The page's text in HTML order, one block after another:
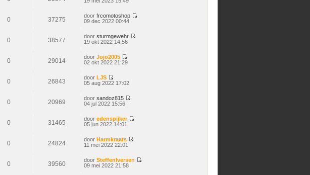
0 37275
door frcomotoshop
09 dec 2022 00:44
0 38577
door sturmgewehr
19 okt 2022 14:56
0 29014
door Jojo2005
Bekijk
02 okt 2022 21:29
0 26843
door LJS
Bekijk
05 aug 2022 17:02
0 20969
door sandoz815
04 jul 2022 15:56
0 31465
door edenspijker
05 jun 2022 14:01
0 24824
door Harmkraats
11 mei 2022 22:01
0 39560
door SteffenIversen
09 mei 2022 21:58